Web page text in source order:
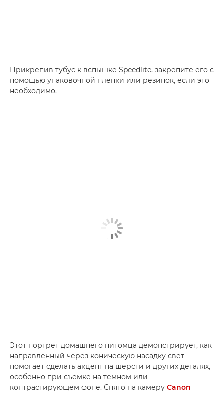
Прикрепив тубус к вспышке Speedlite, закрепите его с
помощью упаковочной пленки или резинок, если это
необходимо.
Этот портрет домашнего питомца демонстрирует, как
направленный через коническую насадку свет
помогает сделать акцент на шерсти и других деталях,
особенно при съемке на темном или
контрастирующем фоне. Снято на камеру Canon